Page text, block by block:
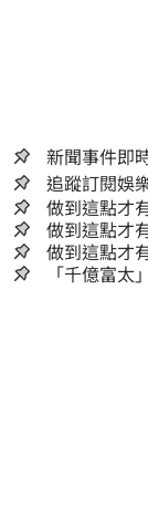
新聞事件即
追蹤訂閱娛
做到這點才
做到這點才
做到這點才
「千億富